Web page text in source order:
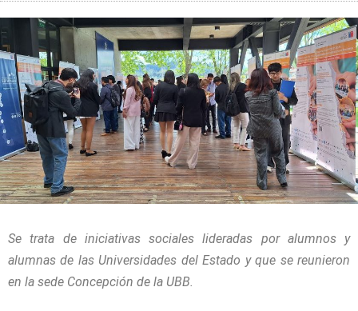
Se trata de iniciativas sociales lideradas por alumnos y
alumnas de las Universidades del Estado y que se reunieron
en la sede Concepción de la UBB.